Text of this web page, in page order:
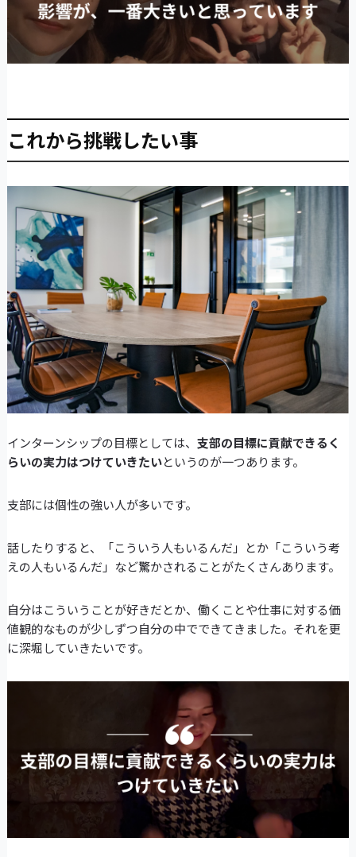
これから挑戦したい事
インターンシップの目標としては、 支部の目標に貢献できるく
らいの実力はつけていきたいというのが一つあります。
支部には個性の強い人が多いです。
話したりすると、「こういう人もいるんだ」とか「こういう考
えの人もいるんだ」など驚かされることがたくさんあります。
自分はこういうことが好きだとか、働くことや仕事に対する価
値観的なものが少しずつ自分の中でできてきました。それを更
に深堀していきたいです。